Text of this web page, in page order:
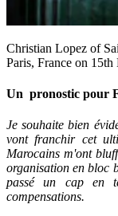
Christian Lopez of
Paris, France on
Un pronostic pour
Je souhaite bien
vont franchir cet
Marocains m'ont
organisation en bloc
passé un cap en
compensations.